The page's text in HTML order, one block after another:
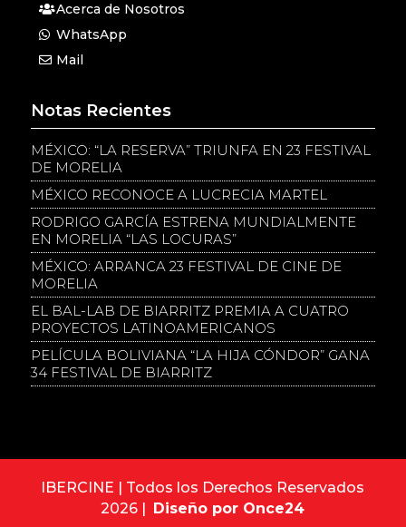
Acerca de Nosotros
WhatsApp
Mail
Notas Recientes
MÉXICO: “LA RESERVA” TRIUNFA EN 23 FESTIVAL
DE MORELIA
MÉXICO RECONOCE A LUCRECIA MARTEL
RODRIGO GARCÍA ESTRENA MUNDIALMENTE
EN MORELIA “LAS LOCURAS”
MÉXICO: ARRANCA 23 FESTIVAL DE CINE DE
MORELIA
EL BAL-LAB DE BIARRITZ PREMIA A CUATRO
PROYECTOS LATINOAMERICANOS
PELÍCULA BOLIVIANA “LA HIJA CÓNDOR” GANA
34 FESTIVAL DE BIARRITZ
IBERCINE | Todos los Derechos Reservados
2026 | Diseño por Once24